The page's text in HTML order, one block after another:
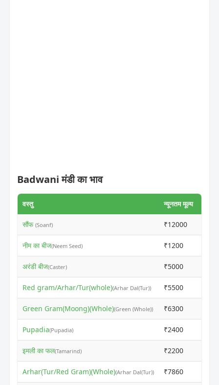
Badwani मंडी का भाव
वस्तु न्यूनतम मूल्य
सौंफ (Soanf) ₹12000
नीम का बीज(Neem Seed) ₹1200
अरंडी बीज(Caster) ₹5000
Red gram/Arhar/Tur(whole)(Arhar Dal(Tur)) ₹5500
Green Gram(Moong)(Whole)(Green (Whole)) ₹6300
Pupadia(Pupadia) ₹2400
इमली का फल(Tamarind) ₹2200
Arhar(Tur/Red Gram)(Whole)(Arhar Dal(Tur)) ₹7860